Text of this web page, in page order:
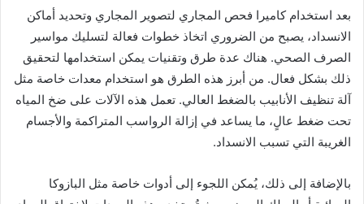
بعد استخدام كاميرا فحص المجاري لتصوير المجاري وتحديد أماكن
الانسداد، يصبح من الضروري اتخاذ خطوات فعالة لتسليك مواسير
الصرف الصحي. هناك عدة طرق وتقنيات يمكن استخدامها لتحقيق
ذلك بشكل فعال. من أبرز هذه الطرق هو استخدام معدات خاصة مثل
آلة تنظيف الأنابيب بالضغط العالي. تعمل هذه الآلات على ضخ المياه
تحت ضغط عالٍ، ما يساعد في إزالة الرواسب المتراكمة والأجسام
الغريبة التي تسبب الانسداد.
بالإضافة إلى ذلك، يُمكن اللجوء إلى أدوات خاصة مثل البازوكا